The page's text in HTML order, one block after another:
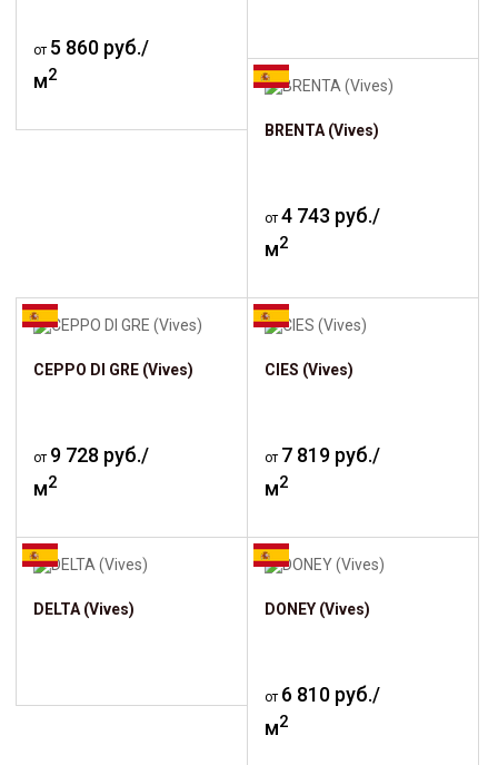
от 5 860 руб./
м2
BRENTA (Vives)
от 4 743 руб./
м2
CEPPO DI GRE (Vives)
от 9 728 руб./
м2
CIES (Vives)
от 7 819 руб./
м2
DELTA (Vives) DONEY (Vives)
от 6 810 руб./
м2